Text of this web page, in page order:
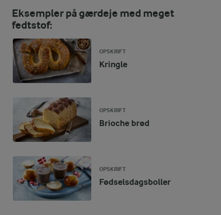
Eksempler på gærdeje med meget
fedtstof:
OPSKRIFT
Kringle
OPSKRIFT
Brioche brød
OPSKRIFT
Fødselsdagsboller